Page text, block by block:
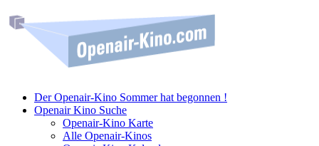
Der Openair-Kino Sommer hat begonnen !
Openair Kino Suche
Openair-Kino Karte
Alle Openair-Kinos